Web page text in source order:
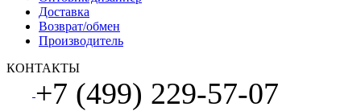
Доставка
Возврат/обмен
Производитель
КОНТАКТЫ
+7 (499) 229-57-07